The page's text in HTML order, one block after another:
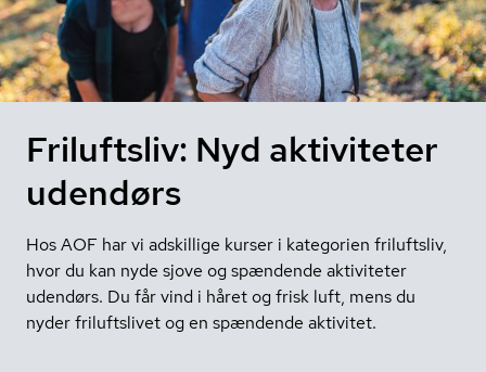
Friluftsliv: Nyd aktiviteter
udendørs
Hos AOF har vi adskillige kurser i kategorien friluftsliv,
hvor du kan nyde sjove og spændende aktiviteter
udendørs. Du får vind i håret og frisk luft, mens du
nyder friluftslivet og en spændende aktivitet.